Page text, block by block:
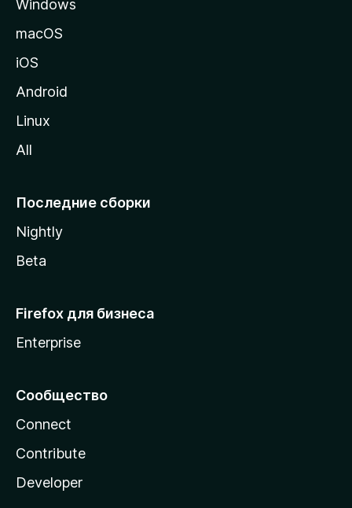
н
у
M
i
l
Windows
macOS
iOS
Android
Linux
All
Последние сборки
Nightly
Beta
Firefox для бизнеса
Enterprise
Сообщество
Connect
Contribute
Developer